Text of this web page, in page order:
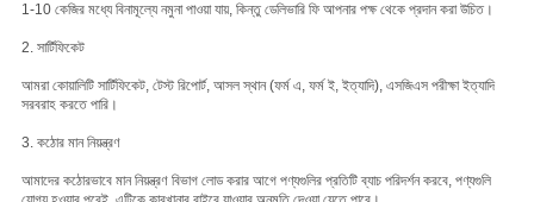
1-10 কেজির মধ্যে বিনামূল্যে নমুনা পাওয়া যায়, কিন্তু ডেলিভারি ফি আপনার পক্ষ থেকে প্রদান করা উচিত।
2. সার্টিফিকেট
আমরা কোয়ালিটি সার্টিফিকেট, টেস্ট রিপোর্ট, আসল স্থান (ফর্ম এ, ফর্ম ই, ইত্যাদি), এসজিএস পরীক্ষা ইত্যাদি
সরবরাহ করতে পারি।
3. কঠোর মান নিয়ন্ত্রণ
আমাদের কঠোরভাবে মান নিয়ন্ত্রণ বিভাগ লোড করার আগে পণ্যগুলির প্রতিটি ব্যাচ পরিদর্শন করবে, পণ্যগুলি